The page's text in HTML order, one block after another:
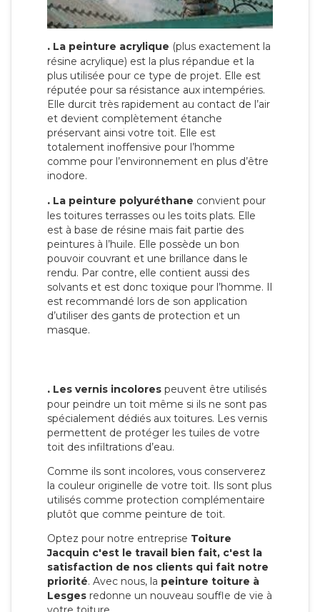
. La peinture acrylique (plus exactement la
résine acrylique) est la plus répandue et la
plus utilisée pour ce type de projet. Elle est
réputée pour sa résistance aux intempéries.
Elle durcit très rapidement au contact de l’air
et devient complètement étanche
préservant ainsi votre toit. Elle est
totalement inoffensive pour l’homme
comme pour l’environnement en plus d’être
inodore.
. La peinture polyuréthane convient pour
les toitures terrasses ou les toits plats. Elle
est à base de résine mais fait partie des
peintures à l’huile. Elle possède un bon
pouvoir couvrant et une brillance dans le
rendu. Par contre, elle contient aussi des
solvants et est donc toxique pour l’homme. Il
est recommandé lors de son application
d’utiliser des gants de protection et un
masque.
. Les vernis incolores peuvent être utilisés
pour peindre un toit même si ils ne sont pas
spécialement dédiés aux toitures. Les vernis
permettent de protéger les tuiles de votre
toit des infiltrations d’eau.
Comme ils sont incolores, vous conserverez
la couleur originelle de votre toit. Ils sont plus
utilisés comme protection complémentaire
plutôt que comme peinture de toit.
Optez pour notre entreprise Toiture
Jacquin c'est le travail bien fait, c'est la
satisfaction de nos clients qui fait notre
priorité. Avec nous, la peinture toiture à
Lesges redonne un nouveau souffle de vie à